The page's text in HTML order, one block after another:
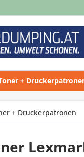
+
+ Druckerpatronen